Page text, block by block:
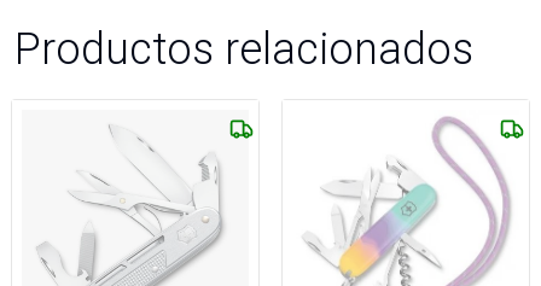
Productos relacionados